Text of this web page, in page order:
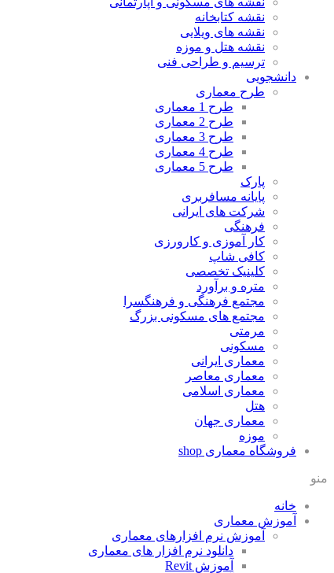
نقشه کتابخانه
نقشه های ویلایی
نقشه هتل و موزه
ترسیم و طراحی فنی
دانشجویی
طرح معماری
طرح 1 معماری
طرح 2 معماری
طرح 3 معماری
طرح 4 معماری
طرح 5 معماری
پارک
پایانه مسافربری
شرکت های ایرانی
فرهنگی
کار آموزی و کارورزی
کافی شاپ
کلینیک تخصصی
متره و برآورد
مجتمع فرهنگی و فرهنگسرا
مجتمع های مسکونی بزرگ
مرمتی
مسکونی
معماری ایرانی
معماری معاصر
معماری اسلامی
هتل
معماری جهان
موزه
فروشگاه معماری shop
منو
خانه
آموزش معماری
آموزش نرم افزارهای معماری
دانلود نرم افزار های معماری
آموزش Revit